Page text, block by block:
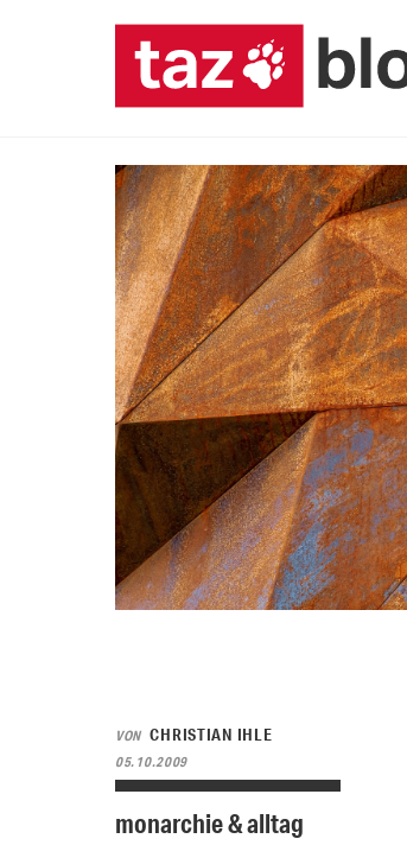
VON CHRISTIAN IHLE
05.10.2009
monarchie & alltag